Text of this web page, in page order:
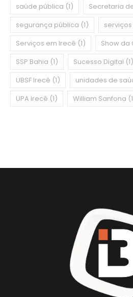
saúde pública (1) Secretaria
segurança pública (1)
Serviços em Irecê (1) Show da
SSP Bahia (1) Sucesso Digital (1)
UBSF Irecê (1) unidades de
UPA Irecê (1) William Sanfona